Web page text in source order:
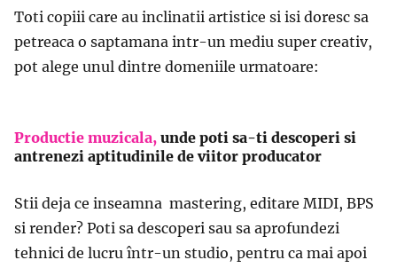
Toti copiii care au inclinatii artistice si isi doresc sa
petreaca o saptamana intr-un mediu super creativ,
pot alege unul dintre domeniile urmatoare:
Productie muzicala, unde poti sa-ti descoperi si
antrenezi aptitudinile de viitor producator
Stii deja ce inseamna mastering, editare MIDI, BPS
si render? Poti sa descoperi sau sa aprofundezi
tehnici de lucru într-un studio, pentru ca mai apoi